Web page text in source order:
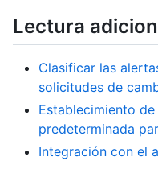
Lectura
Clasificar las
solicitudes de
Establecimiento
predeterminada
Integración con el